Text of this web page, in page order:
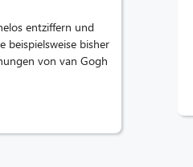
entziffern und
beispielsweise bisher
von van Gogh